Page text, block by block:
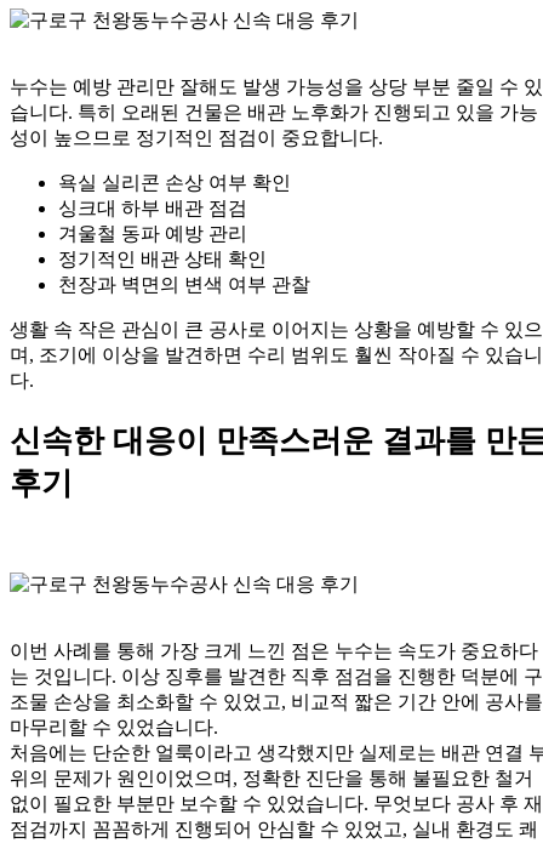
누수는 예방 관리만 잘해도 발생 가능성을 상당 부분 줄일 수 있
습니다. 특히 오래된 건물은 배관 노후화가 진행되고 있을 가능
성이 높으므로 정기적인 점검이 중요합니다.
욕실 실리콘 손상 여부 확인
싱크대 하부 배관 점검
겨울철 동파 예방 관리
정기적인 배관 상태 확인
천장과 벽면의 변색 여부 관찰
생활 속 작은 관심이 큰 공사로 이어지는 상황을 예방할 수 있으
며, 조기에 이상을 발견하면 수리 범위도 훨씬 작아질 수 있습니
다.
신속한 대응이 만족스러운 결과를 만
후기
이번 사례를 통해 가장 크게 느낀 점은 누수는 속도가 중요하다
는 것입니다. 이상 징후를 발견한 직후 점검을 진행한 덕분에 구
조물 손상을 최소화할 수 있었고, 비교적 짧은 기간 안에 공사를
마무리할 수 있었습니다.
처음에는 단순한 얼룩이라고 생각했지만 실제로는 배관 연결
위의 문제가 원인이었으며, 정확한 진단을 통해 불필요한 철거
없이 필요한 부분만 보수할 수 있었습니다. 무엇보다 공사 후 재
점검까지 꼼꼼하게 진행되어 안심할 수 있었고, 실내 환경도 쾌